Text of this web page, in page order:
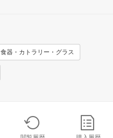
食器・カトラリー・グラス